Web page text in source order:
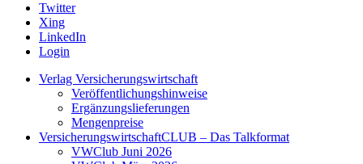
Twitter
Xing
LinkedIn
Login
Verlag Versicherungswirtschaft
Veröffentlichungshinweise
Ergänzungslieferungen
Mengenpreise
VersicherungswirtschaftCLUB – Das Talkformat
VWClub Juni 2026